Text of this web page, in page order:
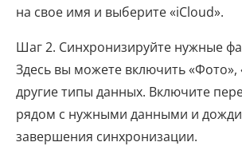
на свое имя и выберите «iCloud».
Шаг 2. Синхронизируйте нужные
Здесь вы можете включить «Фото»,
другие типы данных. Включите
рядом с нужными данными и
завершения синхронизации.